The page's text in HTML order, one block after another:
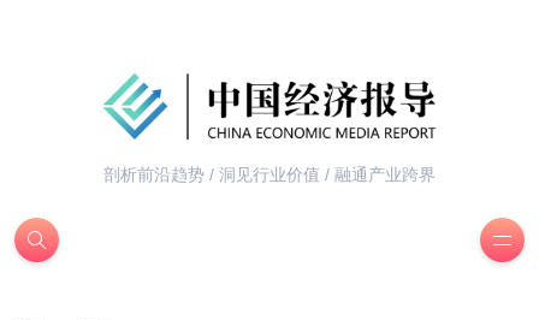
剖析前沿趋势 / 洞见行业价值 / 融通产业跨界